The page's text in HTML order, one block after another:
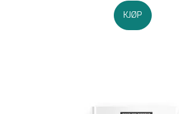
KJØP